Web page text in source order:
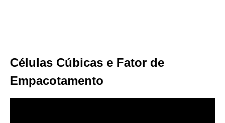
Células Cúbicas e Fator de
Empacotamento